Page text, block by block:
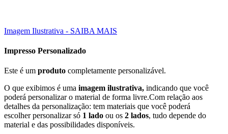
Imagem Ilustrativa - SAIBA MAIS
Impresso Personalizado
Este é um produto completamente personalizável.
O que exibimos é uma imagem ilustrativa, indicando que você
poderá personalizar o material de forma livre.Com relação aos
detalhes da personalização: tem materiais que você poderá
escolher personalizar só 1 lado ou os 2 lados, tudo depende do
material e das possibilidades disponíveis.